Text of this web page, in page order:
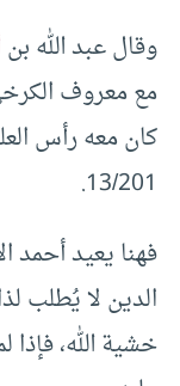
وقال عبد الله بن
مع معروف
كان معه رأس
13/201.
فهنا يعيد أحمد
الدين لا يُطلب
خشية الله،